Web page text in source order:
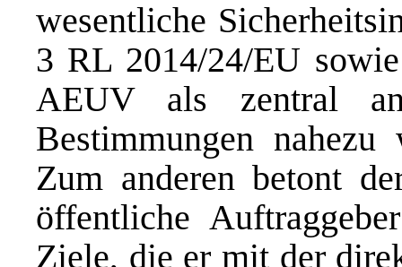
wesentliche
3 RL 2014/24/EU
AEUV als zentral
Bestimmungen
Zum anderen betont
öffentliche
Ziele, die er mit der